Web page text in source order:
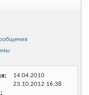
14.04.2010
23.10.2012 16:38